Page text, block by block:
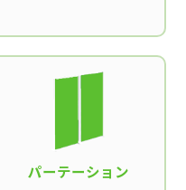
パーテーション